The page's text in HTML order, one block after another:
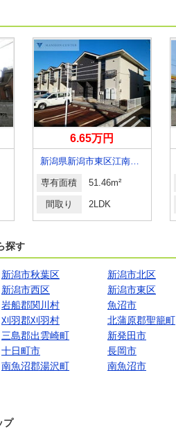
6.65万円
新潟県新潟市東区江南２丁目
専有面積 51.46m²
間取り 2LDK
探す
新潟市秋葉区 新潟市北区
新潟市西区 新潟市東区
岩船郡関川村 魚沼市
刈羽郡刈羽村 北蒲原郡聖籠町
三島郡出雲崎町 新発田市
十日町市 長岡市
南魚沼郡湯沢町 南魚沼市
プ